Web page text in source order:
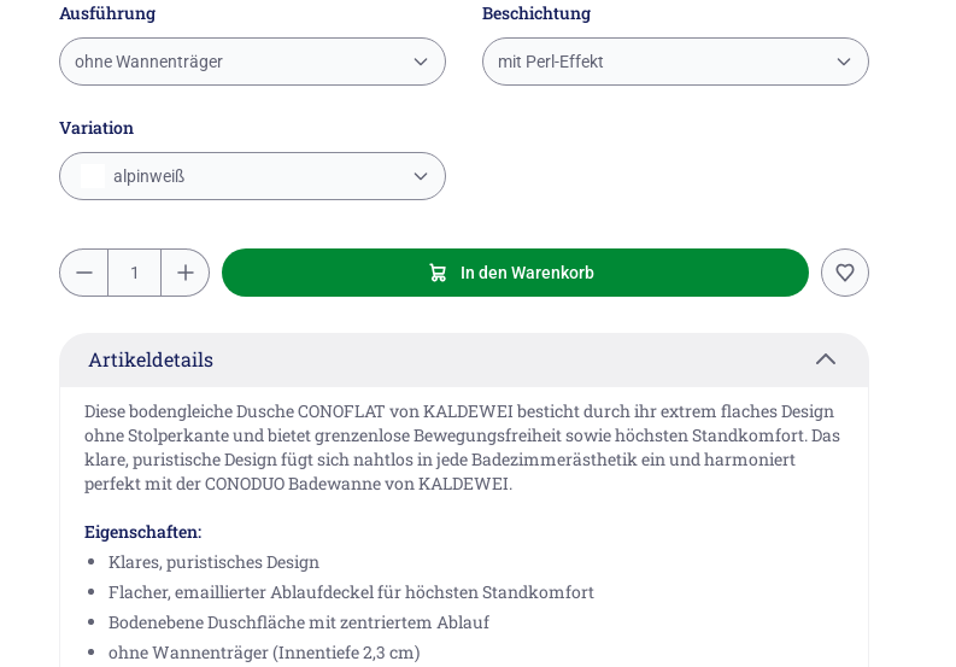
Ausführung
ohne Wannenträger
Beschichtung
mit Perl-Effekt
Variation
alpinweiß
In den Warenkorb
Artikeldetails
Diese bodengleiche Dusche CONOFLAT von KALDEWEI besticht durch ihr extrem flaches Design
ohne Stolperkante und bietet grenzenlose Bewegungsfreiheit sowie höchsten Standkomfort. Das
klare, puristische Design fügt sich nahtlos in jede Badezimmerästhetik ein und harmoniert
perfekt mit der CONODUO Badewanne von KALDEWEI.
Eigenschaften:
Klares, puristisches Design
Flacher, emaillierter Ablaufdeckel für höchsten Standkomfort
Bodenebene Duschfläche mit zentriertem Ablauf
ohne Wannenträger (Innentiefe 2,3 cm)